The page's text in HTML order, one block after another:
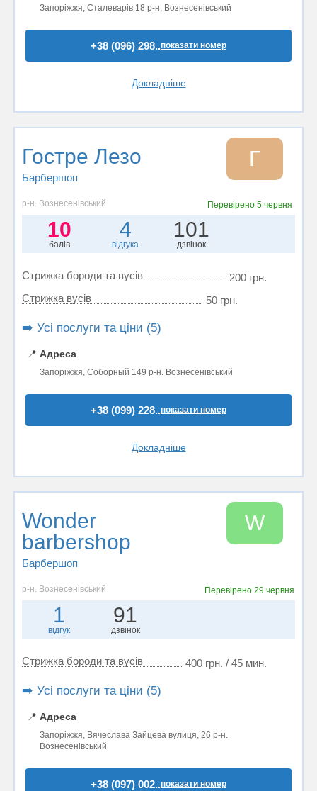
Запоріжжя, Сталеварів 18 р-н. Вознесенівський
+38 (096) 298..показати номер
Докладніше
Гостре Лезо
Барбершоп
Г
р-н. Вознесенівський Перевірено 5 червня
10
балів
4
відгука
101
дзвінок
Стрижка бороди та вусів
200 грн.
Стрижка вусів
50 грн.
➡️ Усі послуги та ціни (5)
📍 Адреса
Запоріжжя, Соборный 149 р-н. Вознесенівський
+38 (099) 228..показати номер
Докладніше
Wonder
barbershop
Барбершоп
W
р-н. Вознесенівський Перевірено29 червня
1
відгук
91
дзвінок
Стрижка бороди та вусів 400 грн. / 45 мин.
➡️ Усі послуги та ціни (5)
📍 Адреса
Запоріжжя, Вячеслава Зайцева вулиця, 26 р-н.
Вознесенівський
+38 (097) 002..показати номер